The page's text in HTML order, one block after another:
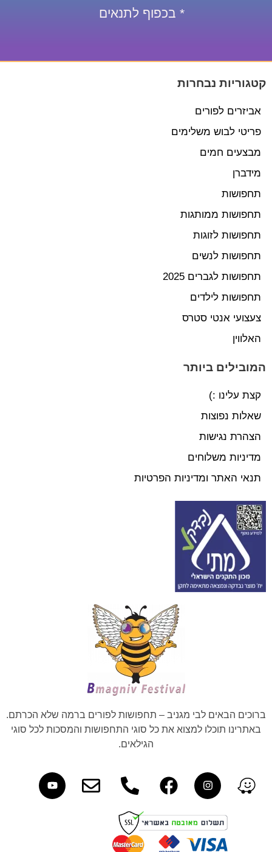
* בכפוף לתנאים
קטגוריות נבחרות
אביזרים לפורים
פריטי לבוש משלימים
מבצעים חמים
מידברן
תחפושות
תחפושות ממותגות
תחפושות לזוגות
תחפושות לנשים
תחפושות לגברים 2025
תחפושות לילדים
צעצועי אנטי סטרס
האלווין
המובילים ביותר
קצת עלינו :)
שאלות נפוצות
הצהרת נגישות
מדיניות משלוחים
תנאי האתר ומדיניות הפרטיות
ברוכים הבאים לבי מגניב – תחפושות לפורים ברמה שלא הכרתם.
באתרינו תוכלו למצוא את כל סוגי התחפושות והמסכות לכל סוגי
הגילאים.